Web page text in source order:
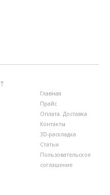
↑
Главная
Прайс
Оплата. Доставка
Контакты
3D-раскладка
Статьи
Пользовательское
соглашение